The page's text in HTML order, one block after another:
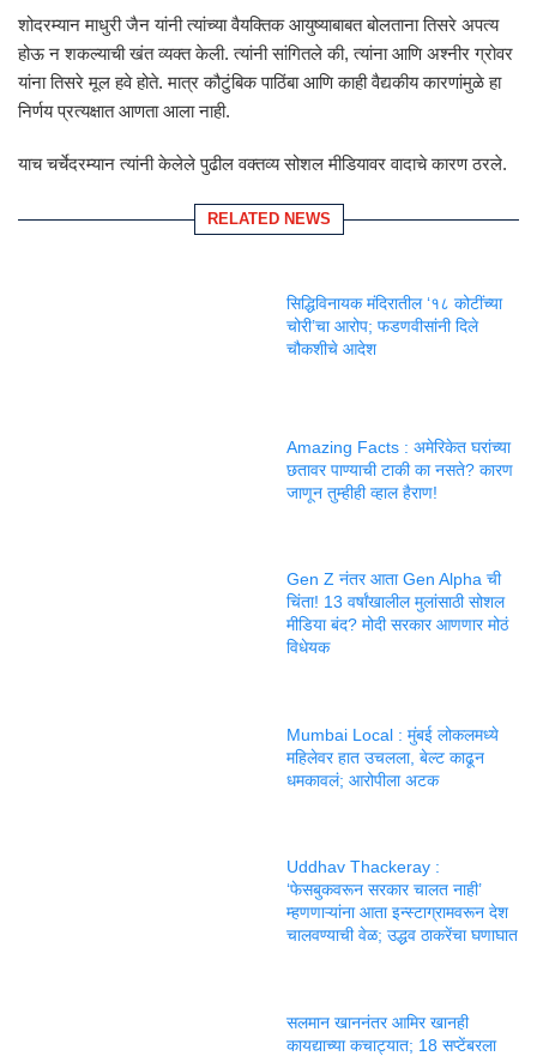
शोदरम्यान माधुरी जैन यांनी त्यांच्या वैयक्तिक आयुष्याबाबत बोलताना तिसरे अपत्य
होऊ न शकल्याची खंत व्यक्त केली. त्यांनी सांगितले की, त्यांना आणि अश्नीर ग्रोवर
यांना तिसरे मूल हवे होते. मात्र कौटुंबिक पाठिंबा आणि काही वैद्यकीय कारणांमुळे हा
निर्णय प्रत्यक्षात आणता आला नाही.
याच चर्चेदरम्यान त्यांनी केलेले पुढील वक्तव्य सोशल मीडियावर वादाचे कारण ठरले.
RELATED NEWS
सिद्धिविनायक मंदिरातील ‘१८ कोटींच्या
चोरी’चा आरोप; फडणवीसांनी दिले
चौकशीचे आदेश
Amazing Facts : अमेरिकेत घरांच्या
छतावर पाण्याची टाकी का नसते? कारण
जाणून तुम्हीही व्हाल हैराण!
Gen Z नंतर आता Gen Alpha ची
चिंता! 13 वर्षांखालील मुलांसाठी सोशल
मीडिया बंद? मोदी सरकार आणणार मोठं
विधेयक
Mumbai Local : मुंबई लोकलमध्ये
महिलेवर हात उचलला, बेल्ट काढून
धमकावलं; आरोपीला अटक
Uddhav Thackeray :
‘फेसबुकवरून सरकार चालत नाही’
म्हणणाऱ्यांना आता इन्स्टाग्रामवरून देश
चालवण्याची वेळ; उद्धव ठाकरेंचा घणाघात
सलमान खाननंतर आमिर खानही
कायद्याच्या कचाट्यात; 18 सप्टेंबरला